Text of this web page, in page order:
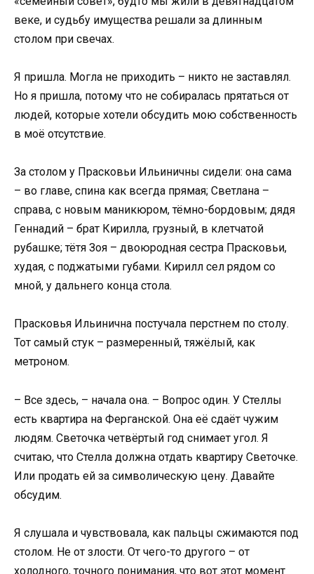
веке, и судьбу имущества решали за длинным
столом при свечах.
Я пришла. Могла не приходить – никто не заставлял.
Но я пришла, потому что не собиралась прятаться от
людей, которые хотели обсудить мою собственность
в моё отсутствие.
За столом у Прасковьи Ильиничны сидели: она сама
– во главе, спина как всегда прямая; Светлана –
справа, с новым маникюром, тёмно-бордовым; дядя
Геннадий – брат Кирилла, грузный, в клетчатой
рубашке; тётя Зоя – двоюродная сестра Прасковьи,
худая, с поджатыми губами. Кирилл сел рядом со
мной, у дальнего конца стола.
Прасковья Ильинична постучала перстнем по столу.
Тот самый стук – размеренный, тяжёлый, как
метроном.
– Все здесь, – начала она. – Вопрос один. У Стеллы
есть квартира на Ферганской. Она её сдаёт чужим
людям. Светочка четвёртый год снимает угол. Я
считаю, что Стелла должна отдать квартиру Светочке.
Или продать ей за символическую цену. Давайте
обсудим.
Я слушала и чувствовала, как пальцы сжимаются под
столом. Не от злости. От чего-то другого – от
холодного, точного понимания, что вот этот момент